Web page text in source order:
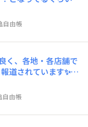
で、乗り切ろうと思
8月8日8時8分8秒
みることが出来まし
院できますように🍀
自由帳
く、各地・各店舗で
道されています✨そ
した✨都内在住の
ねっぷちょう)のメ
住なので、送ってく
自由帳